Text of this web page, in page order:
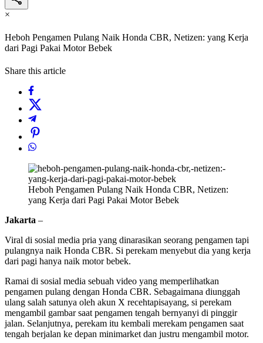
×
Heboh Pengamen Pulang Naik Honda CBR, Netizen: yang Kerja
dari Pagi Pakai Motor Bebek
Share this article
Heboh Pengamen Pulang Naik Honda CBR, Netizen:
yang Kerja dari Pagi Pakai Motor Bebek
Jakarta –
Viral di sosial media pria yang dinarasikan seorang pengamen tapi
pulangnya naik Honda CBR. Si perekam menyebut dia yang kerja
dari pagi hanya naik motor bebek.
Ramai di sosial media sebuah video yang memperlihatkan
pengamen pulang dengan Honda CBR. Sebagaimana diunggah
ulang salah satunya oleh akun X recehtapisayang, si perekam
mengambil gambar saat pengamen tengah bernyanyi di pinggir
jalan. Selanjutnya, perekam itu kembali merekam pengamen saat
tengah berjalan ke depan minimarket dan justru mengambil motor.